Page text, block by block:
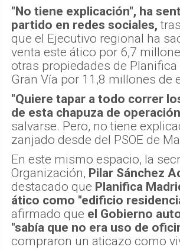
"No tiene explicación", ha
partido en redes sociales,
que el Ejecutivo regional ha
venta este ático por 6,7
otras propiedades de Planifica
Gran Vía por 11,8 millones de
"Quiere tapar a todo correr
de esta chapuza de operación
salvarse. Pero, no tiene
zanjado desde del PSOE de
En este mismo espacio, la
Organización, Pilar Sánchez
destacado que Planifica
ático como "edificio
afirmado que el Gobierno
"sabía que no era uso de
compraron un aticazo como